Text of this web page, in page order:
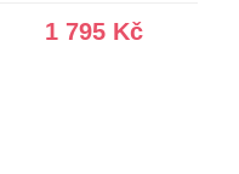
1 795 Kč